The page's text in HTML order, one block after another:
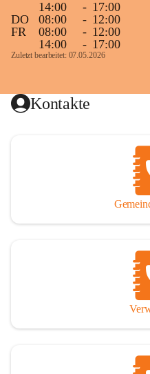
14:00
- 17:00
DO
08:00 - 12:00
FR
08:00 - 12:00
14:00
- 17:00
Zuletzt bearbeitet: 07.05.2026
Kontakte